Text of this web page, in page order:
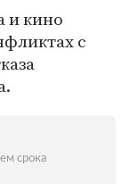
и кино
с
срока